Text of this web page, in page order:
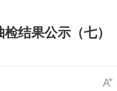
结果公示（七）